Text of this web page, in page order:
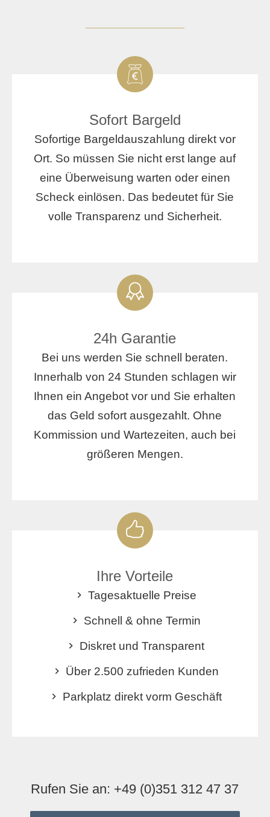
Sofort Bargeld
Sofortige Bargeldauszahlung direkt vor
Ort. So müssen Sie nicht erst lange auf
eine Überweisung warten oder einen
Scheck einlösen. Das bedeutet für Sie
volle Transparenz und Sicherheit.
24h Garantie
Bei uns werden Sie schnell beraten.
Innerhalb von 24 Stunden schlagen wir
Ihnen ein Angebot vor und Sie erhalten
das Geld sofort ausgezahlt. Ohne
Kommission und Wartezeiten, auch bei
größeren Mengen.
Ihre Vorteile
Tagesaktuelle Preise
Schnell & ohne Termin
Diskret und Transparent
Über 2.500 zufrieden Kunden
Parkplatz direkt vorm Geschäft
Rufen Sie an: +49 (0)351 312 47 37